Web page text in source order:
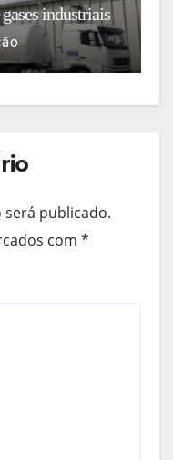
industriais
será publicado.
com *